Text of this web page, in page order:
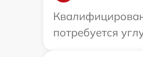
потребуется